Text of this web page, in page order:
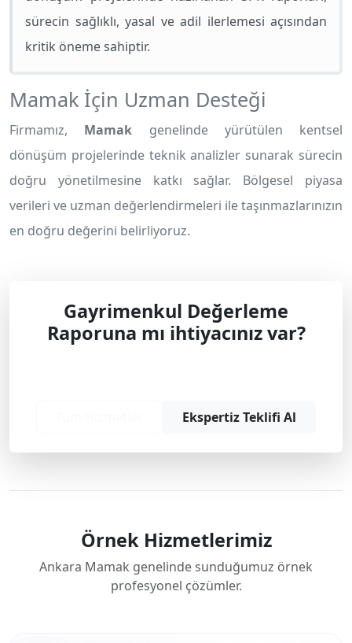
sürecin sağlıklı, yasal ve adil ilerlemesi açısından
kritik öneme sahiptir.
Mamak İçin Uzman Desteği
Firmamız, Mamak genelinde yürütülen kentsel
dönüşüm projelerinde teknik analizler sunarak sürecin
doğru yönetilmesine katkı sağlar. Bölgesel piyasa
verileri ve uzman değerlendirmeleri ile taşınmazlarınızın
en doğru değerini belirliyoruz.
Gayrimenkul Değerleme
Raporuna mı ihtiyacınız var?
Ekspertiz Teklifi Al
Örnek Hizmetlerimiz
Ankara Mamak genelinde sunduğumuz örnek
profesyonel çözümler.